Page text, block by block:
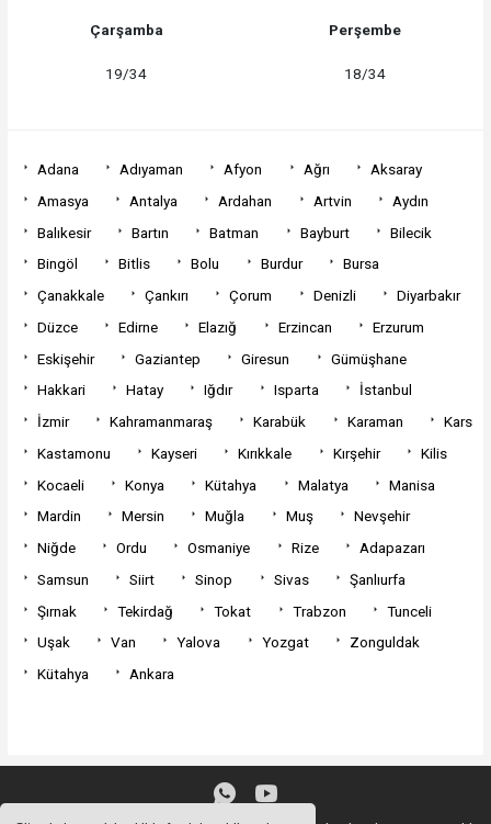
Çarşamba
19/34
Perşembe
18/34
Adana Adıyaman Afyon Ağrı
Aksaray
Amasya
Antalya Ardahan Artvin
Aydın
Balıkesir
Bartın Batman Bayburt
Bilecik
Bingöl
Bitlis Bolu Burdur
Bursa
Çanakkale
Çankırı Çorum Denizli
Diyarbakır
Düzce
Edirne Elazığ Erzincan
Erzurum
Eskişehir
Gaziantep Giresun
Gümüşhane
Hakkari
Hatay Iğdır Isparta
İstanbul
İzmir
Kahramanmaraş Karabük Karaman
Kars
Kastamonu
Kayseri Kırıkkale Kırşehir
Kilis
Kocaeli
Konya Kütahya Malatya
Manisa
Mardin
Mersin Muğla Muş
Nevşehir
Niğde
Ordu Osmaniye Rize
Adapazarı
Samsun
Siirt Sinop Sivas
Şanlıurfa
Şırnak
Tekirdağ Tokat Trabzon
Tunceli
Uşak
Van Yalova Yozgat
Zonguldak
Kütahya
Ankara